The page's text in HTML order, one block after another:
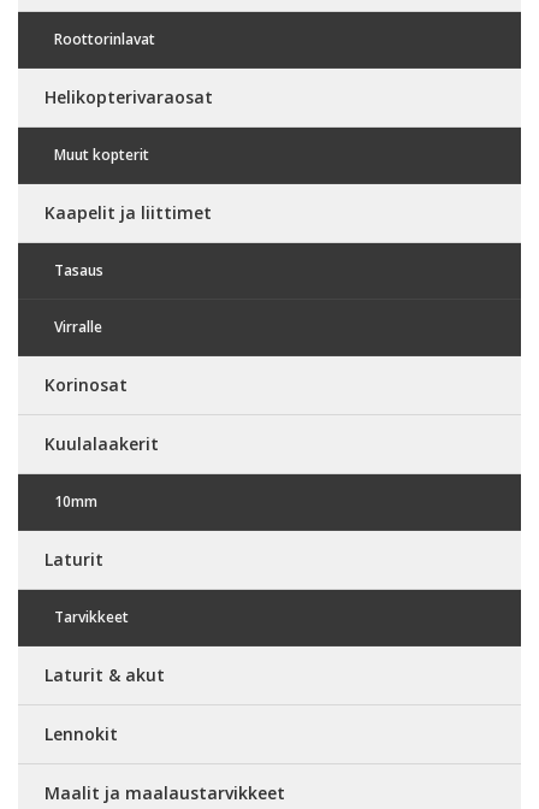
Roottorinlavat
Helikopterivaraosat
Muut kopterit
Kaapelit ja liittimet
Tasaus
Virralle
Korinosat
Kuulalaakerit
10mm
Laturit
Tarvikkeet
Laturit & akut
Lennokit
Maalit ja maalaustarvikkeet